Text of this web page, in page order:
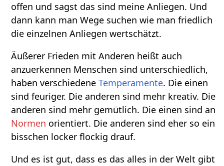
offen und sagst das sind meine Anliegen. Und
dann kann man Wege suchen wie man friedlich
die einzelnen Anliegen wertschätzt.
Äußerer Frieden mit Anderen heißt auch
anzuerkennen Menschen sind unterschiedlich,
haben verschiedeneTemperamente. Die einen
sind feuriger. Die anderen sind mehr kreativ. Die
anderen sind mehr gemütlich. Die einen sind an
Normen orientiert. Die anderen sind eher so ein
bisschen locker flockig drauf.
Und es ist gut, dass es das alles in der Welt gibt